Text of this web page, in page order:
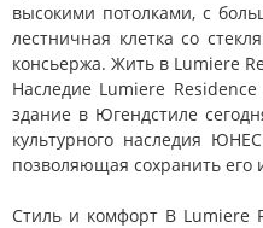
высокими потолками, с
лестничная клетка со
консьержа. Жить в Lumiere
Наследие Lumiere
здание в Югендстиле
культурного наследия
позволяющая сохранить его
Стиль и комфорт В Lumiere